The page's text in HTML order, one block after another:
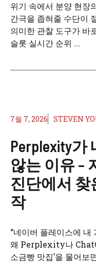
위기 속에서 분양 현장
간극을 좁혀줄 수단이
의미한 관찰 도구가 바
슬롯 실시간 순위 ...
7월 7, 2026 STEVEN
Perplexity가
않는 이유 –
진단에서 찾
작
“네이버 플레이스에 내
왜 Perplexity나
소금빵 맛집’을 물어보